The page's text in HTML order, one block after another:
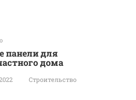
панели для
дома
Строительство